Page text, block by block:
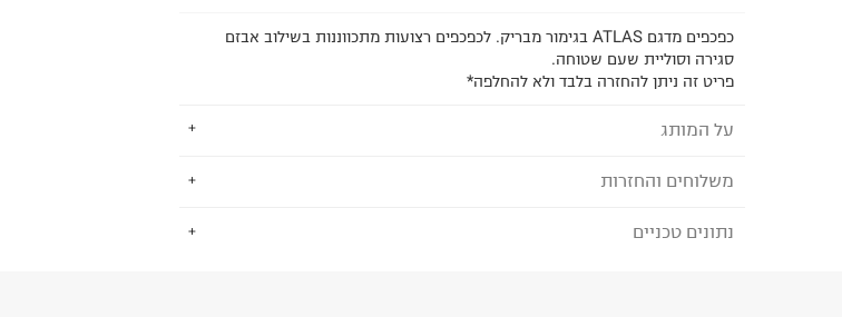
כפכפים מדגם ATLAS בגימור מבריק. לכפכפים רצועות מתכווננות בשילוב אבזם
סגירה וסוליית שעם שטוחה.
פריט זה ניתן להחזרה בלבד ולא להחלפה*
על המותג
בייטון - BAYTON
משלוחים והחזרות
לבחירת בשיטת המשלוח המתאימה לכם,
נתונים טכניים